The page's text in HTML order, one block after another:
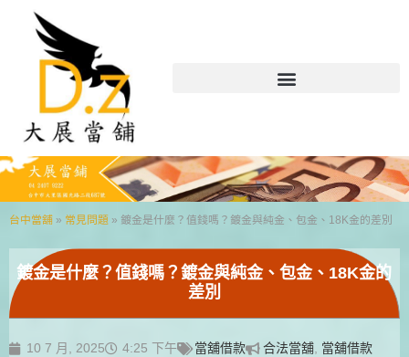
台中當舖 » 常見問題 » 鍍金是什麼？值錢嗎？鍍金與純金、包金、18K金的差別
鍍金是什麼？值錢嗎？鍍金與純金、包金、18K金的
差別
10 7 月, 2025 4:25 下午 當舖借款 合法當舖, 當舖借款